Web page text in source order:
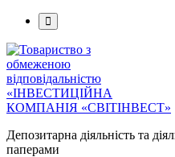
Депозитарна діяльність та
паперами